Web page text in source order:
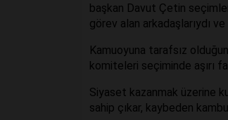
başkan Davut Çetin
görev alan arkadaşlarıydı
Kamuoyuna tarafsız
komiteleri seçiminde aşırı
Siyaset kazanmak üzerine
sahip çıkar, kaybeden